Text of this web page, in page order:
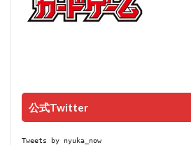
公式Twitter
Tweets by nyuka_now